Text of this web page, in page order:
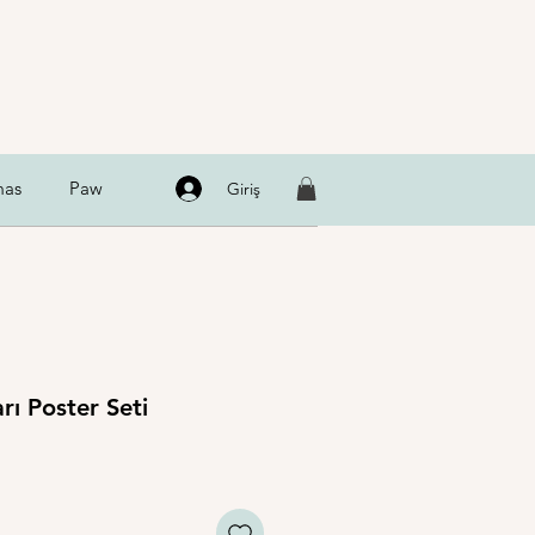
Paw Giriş
Poster Seti